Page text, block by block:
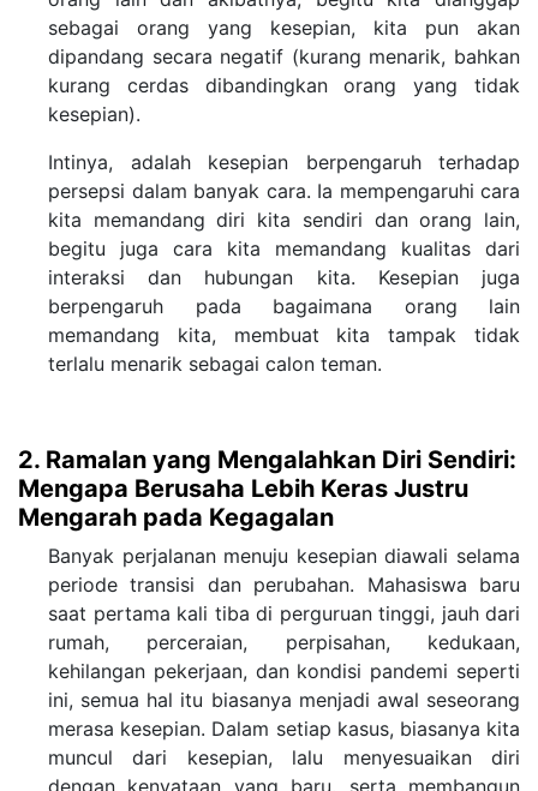
sebagai orang yang kesepian, kita pun akan
dipandang secara negatif (kurang menarik, bahkan
kurang cerdas dibandingkan orang yang tidak
kesepian).
Intinya, adalah kesepian berpengaruh terhadap
persepsi dalam banyak cara. Ia mempengaruhi cara
kita memandang diri kita sendiri dan orang lain,
begitu juga cara kita memandang kualitas dari
interaksi dan hubungan kita. Kesepian juga
berpengaruh pada bagaimana orang lain
memandang kita, membuat kita tampak tidak
terlalu menarik sebagai calon teman.
2. Ramalan yang Mengalahkan Diri Sendiri:
Mengapa Berusaha Lebih Keras Justru
Mengarah pada Kegagalan
Banyak perjalanan menuju kesepian diawali selama
periode transisi dan perubahan. Mahasiswa baru
saat pertama kali tiba di perguruan tinggi, jauh dari
rumah, perceraian, perpisahan, kedukaan,
kehilangan pekerjaan, dan kondisi pandemi seperti
ini, semua hal itu biasanya menjadi awal seseorang
merasa kesepian. Dalam setiap kasus, biasanya kita
muncul dari kesepian, lalu menyesuaikan diri